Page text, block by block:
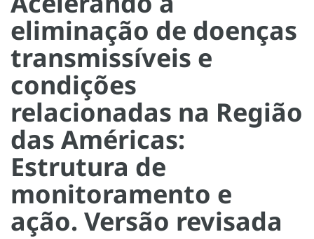
eliminação de doenças
transmissíveis e
condições
relacionadas na Região
das Américas:
Estrutura de
monitoramento e
ação. Versão revisada